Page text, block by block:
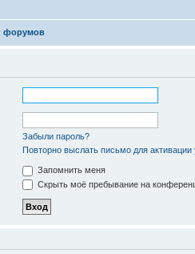
форумов
Забыли пароль?
Повторно выслать письмо для активации
Запомнить меня
Скрыть моё пребывание на